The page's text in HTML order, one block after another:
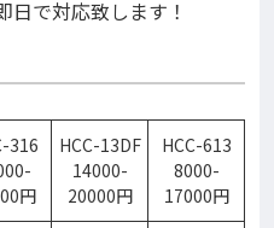
で対応致します！
316
円
HCC-13DF
14000-
20000円
HCC-613
8000-
17000円